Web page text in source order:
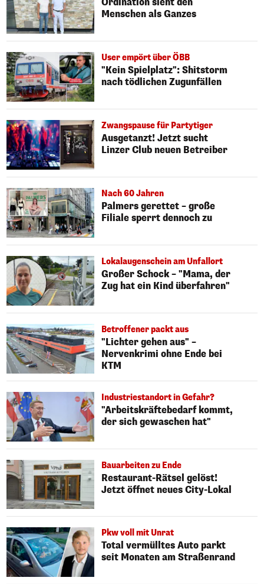
Menschen als Ganzes
User empört über ÖBB
"Kein Spielplatz": Shitstorm
nach tödlichen Zugunfällen
Zwangspause für Partytiger
Ausgetanzt! Jetzt sucht
Linzer Club neuen Betreiber
Nach 60 Jahren
Palmers gerettet – große
Filiale sperrt dennoch zu
Lokalaugenschein am Unfallort
Großer Schock – "Mama, der
Zug hat ein Kind überfahren"
Betroffener packt aus
"Lichter gehen aus" –
Nervenkrimi ohne Ende bei
KTM
Industriestandort in Gefahr?
"Arbeitskräftebedarf kommt,
der sich gewaschen hat"
Bauarbeiten zu Ende
Restaurant-Rätsel gelöst!
Jetzt öffnet neues City-Lokal
Pkw voll mit Unrat
Total vermülltes Auto parkt
seit Monaten am Straßenrand